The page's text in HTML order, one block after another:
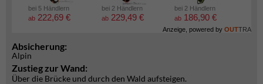
bei 5 Händlern
ab 222,69 €
bei 2 Händlern
ab 229,49 €
bei 2 Händlern
ab 186,90 €
Anzeige, powered by OUTTRA
Absicherung:
Alpin
Zustieg zur Wand:
Über die Brücke und durch den Wald aufsteigen.